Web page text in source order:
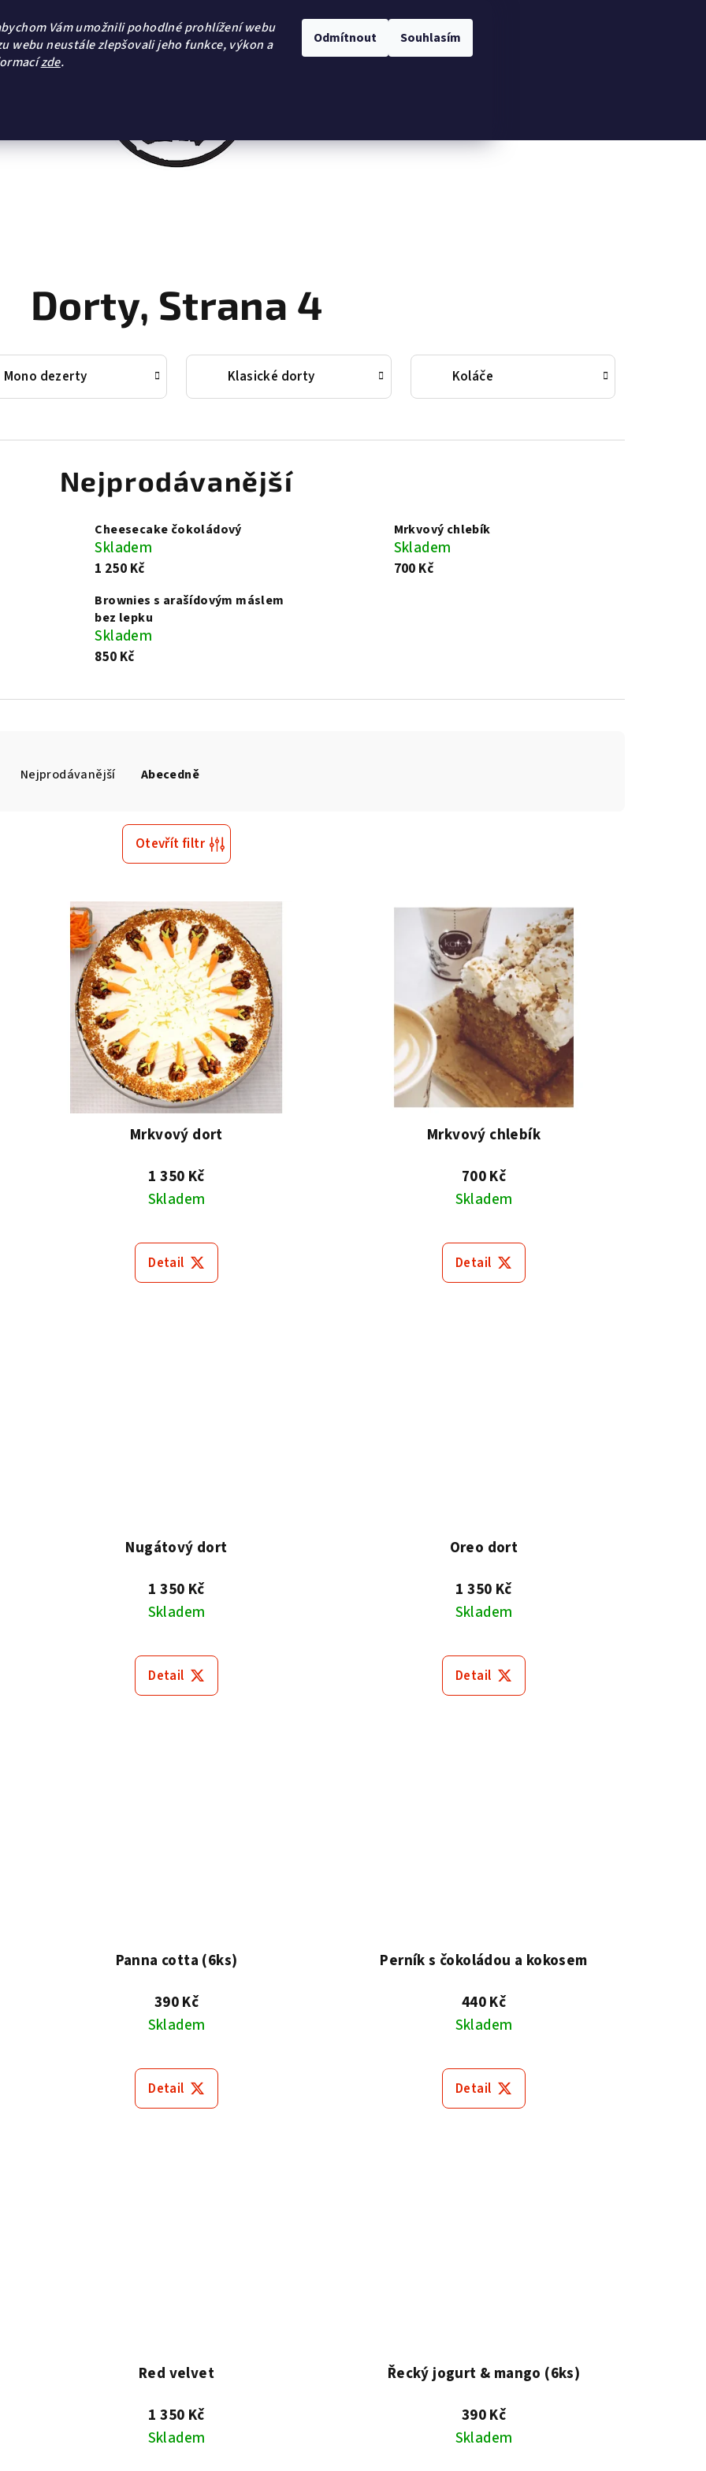
Vám umožnili pohodlné prohlížení webu
webu neustále zlepšovali jeho funkce, výkon a
zde.
Odmítnout Souhlasím
Dorty, Strana 4
Mono dezerty Klasické dorty Koláče
Nejprodávanější
Cheesecake čokoládový
Skladem
1 250 Kč
Mrkvový chlebík
Skladem
700 Kč
Brownies s arašídovým máslem
bez lepku
Skladem
850 Kč
Nejprodávanější Abecedně
Otevřít filtr
Mrkvový dort
1 350 Kč
Skladem
Detail
Mrkvový chlebík
700 Kč
Skladem
Detail
Nugátový dort
1 350 Kč
Skladem
Detail
Oreo dort
1 350 Kč
Skladem
Detail
Panna cotta (6ks)
390 Kč
Skladem
Detail
Perník s čokoládou a kokosem
440 Kč
Skladem
Detail
Red velvet
1 350 Kč
Skladem
Řecký jogurt & mango (6ks)
390 Kč
Skladem